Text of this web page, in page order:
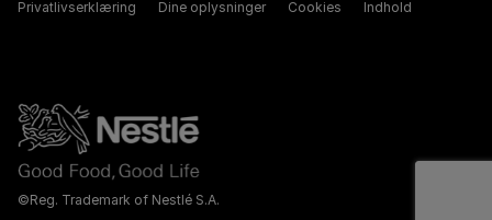
©Reg. Trademark of Nestlé S.A.
Privatlivserklæring Dine oplysninger Cookies Indhold